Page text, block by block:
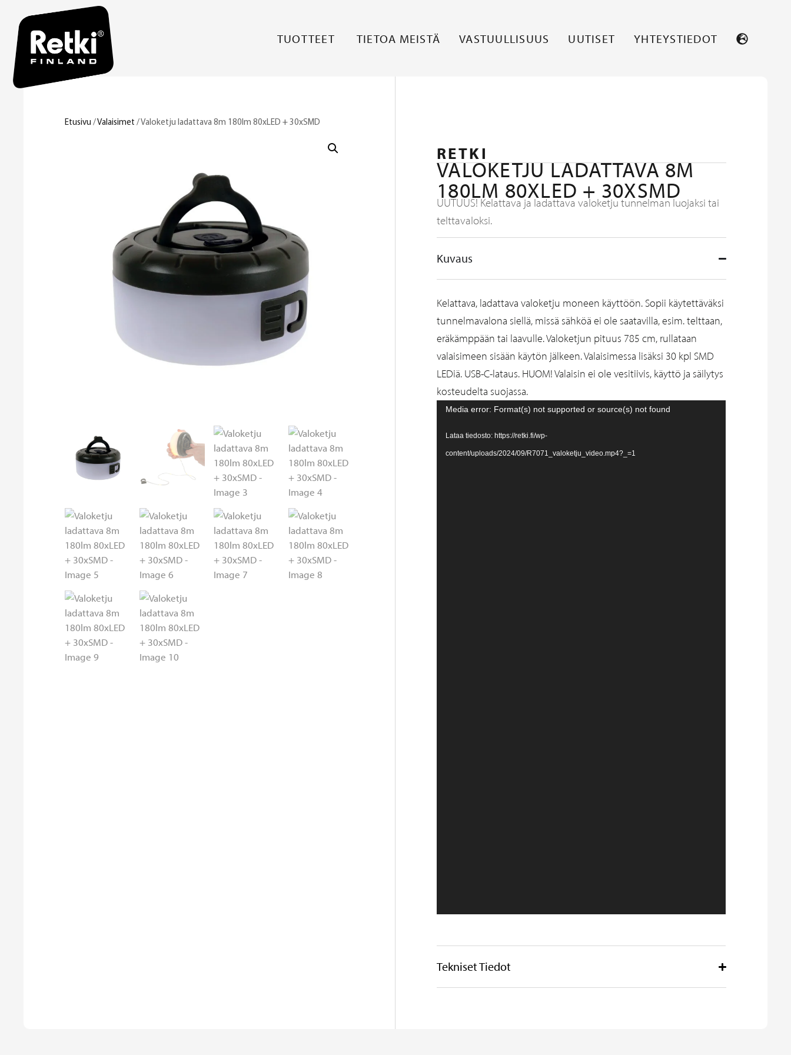
TUOTTEET TIETOA MEISTÄ VASTUULLISUUS UUTISET YHTEYSTIEDOT
Etusivu /Valaisimet / Valoketju ladattava 8m 180lm 80xLED + 30xSMD
RETKI
VALOKETJU LADATTAVA 8M
180LM 80XLED + 30XSMD
UUTUUS! Kelattava ja ladattava valoketju tunnelman luojaksi tai
telttavaloksi.
Kuvaus
Kelattava, ladattava valoketju moneen käyttöön. Sopii käytettäväksi
tunnelmavalona siellä, missä sähköä ei ole saatavilla, esim. telttaan,
eräkämppään tai laavulle. Valoketjun pituus 785 cm, rullataan
valaisimeen sisään käytön jälkeen. Valaisimessa lisäksi 30 kpl SMD
LEDiä. USB-C-lataus. HUOM! Valaisin ei ole vesitiivis, käyttö ja säilytys
kosteudelta suojassa.
Videotoistin
Media error: Format(s) not supported or source(s) not found
Lataa tiedosto: https://retki.fi/wp-
content/uploads/2024/09/R7071_valoketju_video.mp4?_=1
Tekniset Tiedot